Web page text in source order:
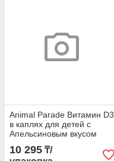
Animal Parade Витамин D3
в каплях для детей с
Апельсиновым вкусом
10 295 ₸/